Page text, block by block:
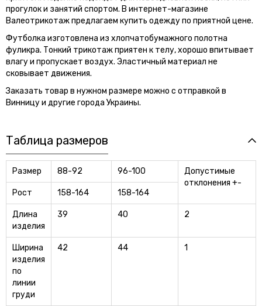
прогулок и занятий спортом. В интернет-магазине
Валеотрикотаж предлагаем купить одежду по приятной цене.
Футболка изготовлена из хлопчатобумажного полотна
фуликра. Тонкий трикотаж приятен к телу, хорошо впитывает
влагу и пропускает воздух. Эластичный материал не
сковывает движения.
Заказать товар в нужном размере можно с отправкой в
Винницу и другие города Украины.
Таблица размеров
Размер 88-92 96-100
Допустимые
отклонения +-
Рост
158-164 158-164
Длина
изделия
39 40 2
Ширина
изделия
по
линии
груди
42 44 1